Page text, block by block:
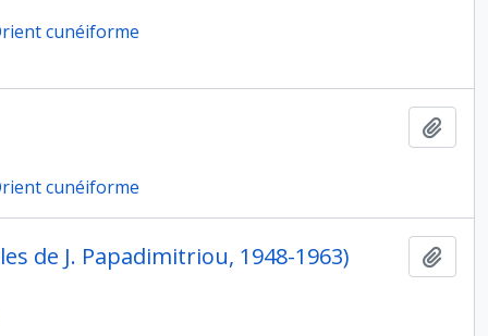
cunéiforme
cunéiforme
de J. Papadimitriou, 1948-1963)